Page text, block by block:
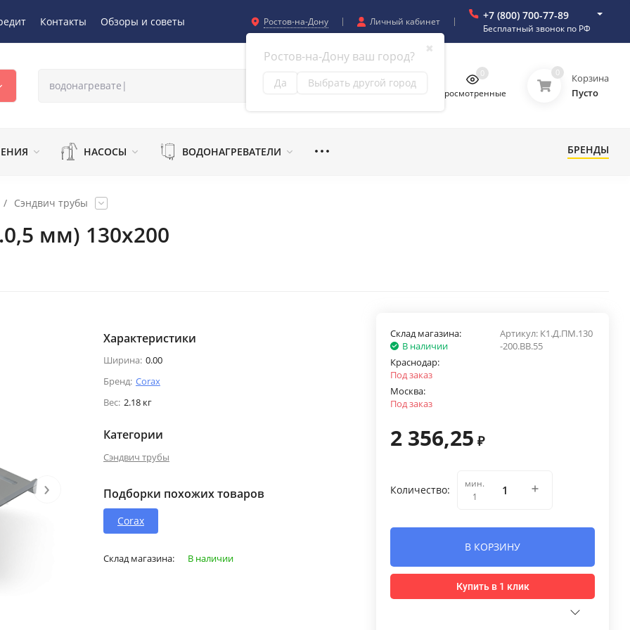
Контакты Обзоры и советы Ростов-на-Дону
✖
Ростов-на-Дону ваш город?
Да Выбрать другой город
Личный кабинет +7 (800) 700-77-89
Бесплатный звонок по РФ
Просмотренные
0 0
Корзина
Пусто
НАСОСЫ ВОДОНАГРЕВАТЕЛИ БРЕНДЫ
/ Сэндвич трубы
мм) 130х200
›
Характеристики
Ширина: 0.00
Бренд: Corax
Вес: 2.18 кг
Категории
Сэндвич трубы
Подборки похожих товаров
Corax
Склад магазина: В наличии
Артикул: К1.Д.ПМ.130
-200.ВВ.55
Склад магазина:
В наличии
Краснодар:
Под заказ
Москва:
Под заказ
2 356,25 ₽
Количество:
мин.
1
В КОРЗИНУ
Купить в 1 клик